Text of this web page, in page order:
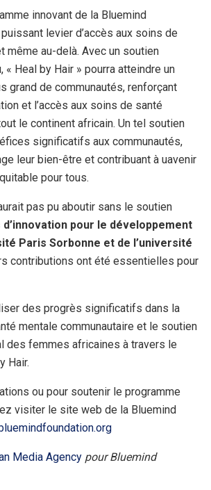
innovant de la Bluemind
levier d’accès aux soins de
même au-delà. Avec un soutien
« Heal by Hair » pourra atteindre un
grand de communautés, renforçant
et l’accès aux soins de santé
le continent africain. Un tel soutien
significatifs aux communautés,
leur bien-être et contribuant à uavenir
pour tous.
pas pu aboutir sans le soutien
d’innovation pour le développement
Paris Sorbonne et de l’université
contributions ont été essentielles pour
des progrès significatifs dans la
mentale communautaire et le soutien
des femmes africaines à travers le
Hair.
ou pour soutenir le programme
visiter le site web de la Bluemind
Media Agency pour Bluemind